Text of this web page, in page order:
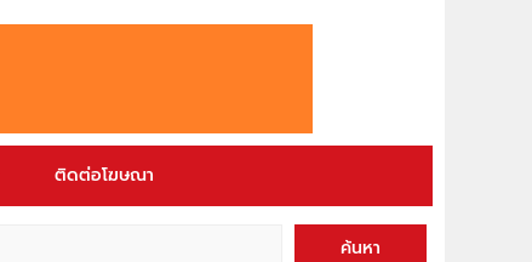
ติดต่อโฆษณา
ค้นหา